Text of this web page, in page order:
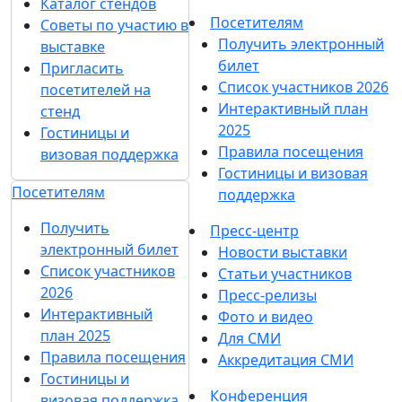
Советы по участию в
выставке
Пригласить
посетителей на
стенд
Гостиницы и
визовая поддержка
Посетителям
Получить
электронный билет
Список участников
2026
Интерактивный
план 2025
Правила посещения
Гостиницы и
Посетителям
Получить электронный
билет
Список участников 2026
Интерактивный план
2025
Правила посещения
Гостиницы и визовая
поддержка
Пресс-центр
Новости выставки
Статьи участников
Пресс-релизы
Фото и видео
Для СМИ
Аккредитация СМИ
Конференция